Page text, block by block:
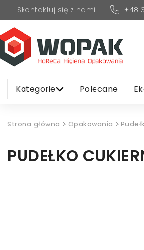
Skontaktuj się z nami: +48
Kategorie Polecane
Strona główna Opakowania
PUDEŁKO